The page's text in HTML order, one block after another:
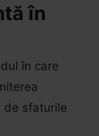
în
în care
de sfaturile